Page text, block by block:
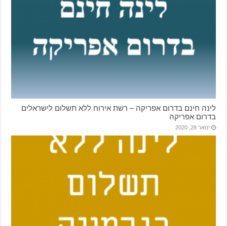
לינה חינם בדרום אפריקה – רשת אירוח ללא תשלום לישראלים
בדרום אפריקה
ינואר 28, 2020